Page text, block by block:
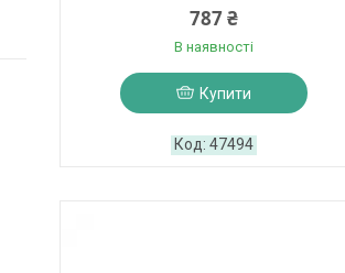
787 ₴
В наявності
Купити
47494